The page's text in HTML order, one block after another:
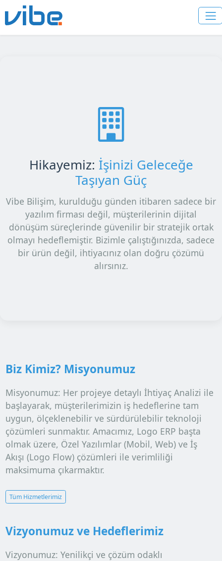
Hikayemiz: İşinizi Geleceğe
Taşıyan Güç
Vibe Bilişim, kurulduğu günden itibaren sadece bir
yazılım firması değil, müşterilerinin dijital
dönüşüm süreçlerinde güvenilir bir stratejik ortak
olmayı hedeflemiştir. Bizimle çalıştığınızda, sadece
bir ürün değil, ihtiyacınız olan doğru çözümü
alırsınız.
Biz Kimiz? Misyonumuz
Misyonumuz: Her projeye detaylı İhtiyaç Analizi ile
başlayarak, müşterilerimizin iş hedeflerine tam
uygun, ölçeklenebilir ve sürdürülebilir teknoloji
çözümleri sunmaktır. Amacımız, Logo ERP başta
olmak üzere, Özel Yazılımlar (Mobil, Web)ve İş
Akışı (Logo Flow)çözümleri ile verimliliği
maksimuma çıkarmaktır.
Tüm Hizmetlerimiz
Vizyonumuz ve Hedeflerimiz
Vizyonumuz: Yenilikçi ve çözüm odaklı